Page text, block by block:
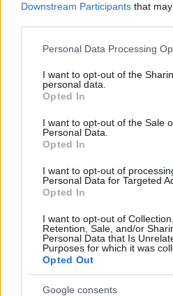
Downstream Participants that
Please note that this website/app
not limited to your visit or usage
grant or deny consent to Google
use your data for below specified
consent section.
Personal Data Processing
I want to opt-out of the
personal data.
Opted In
I want to opt-out of the Sale
Personal Data.
Opted In
I want to opt-out of
Personal Data for Targeted
Opted In
I want to opt-out of
Retention, Sale, and/or
Personal Data that Is
Purposes for which it was
Opted Out
Google consents
nell’estate 2026
Controlli
Migliori cliniche di
in Europa: classifica
pe…